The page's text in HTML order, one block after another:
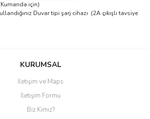
için)
Duvar tipi şarj cihazı (2A çıkışlı tavsiye
Bu ürüne ilk yorumu siz yapın!
KURUMSAL
İletişim ve Maps
İletişim Formu
Biz Kimiz?